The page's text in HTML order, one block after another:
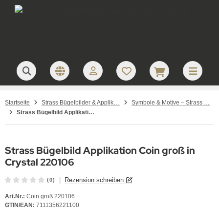
Startseite Strass Bügelbilder & Applikationen zum Aufbügeln
Symbole & Motive – Strass Bügelbilder
Strass Bügelbild Applikation Coin groß in Crystal 220106
Strass Bügelbild Applikation Coin groß in
Crystal 220106
(0) Rezension schreiben
Art.Nr.: Coin groß 220106
GTIN/EAN: 7111356221100